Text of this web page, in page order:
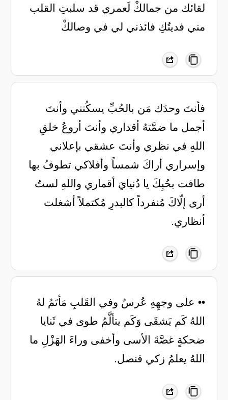
لقائك من جمالكْ لَعمري قد سلبتِ القلب
مني فديتُكِ فائذني لي في وصالكْ
فأنتَ وحدَك مَن بالحُبِّ يسكُنني وأنتَ
أجمل ما ضمَّتهُ أقداري وأنتَ أروعُ خلقِ
اللهِ في نظري وأنتَ عشقي بإعلاني
وإسراري أراكَ شمساً وأفلاكي تطوفُ بها
طافت بحُبِكَ يا دُنيايَ أقماري واللهِ لستُ
أرى إلّاكَ مُنفرداً كالبدرِ مُكتملاً أشغلت
أنظاري.
•• على وجهِهِ عُرسٌ وفي القَلبِ مَأتَمُ لهُ
اللهُ كَم يَشقَى وَكَم يتألَّمُ طوى في ثَنايا
ضحكةٍ غصَّةَ الأسى وأخفى وراءَ الهَزْلِ ما
اللهُ يعلمُ زكي قنصل.